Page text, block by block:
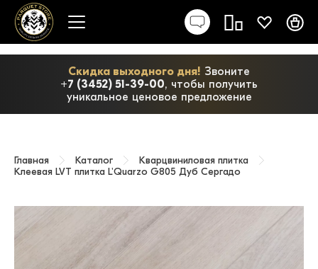
Скидка выходного дня! Звоните
+7 (3452) 51-39-00, чтобы получить
уникальное ценовое предложение
Главная Каталог
Кварцвиниловая плитка
Клеевая LVT плитка L'Quarzo G805 Дуб Сергадо